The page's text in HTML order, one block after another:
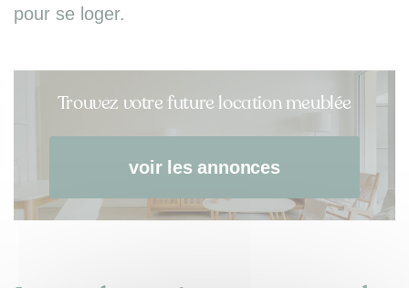
pour se loger.
Trouvez votre future location meublée
voir les annonces